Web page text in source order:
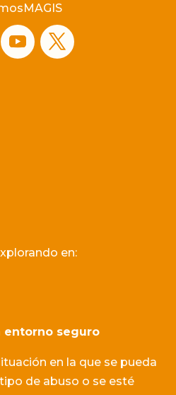
en:
entorno seguro
en la que se pueda
de abuso o se esté